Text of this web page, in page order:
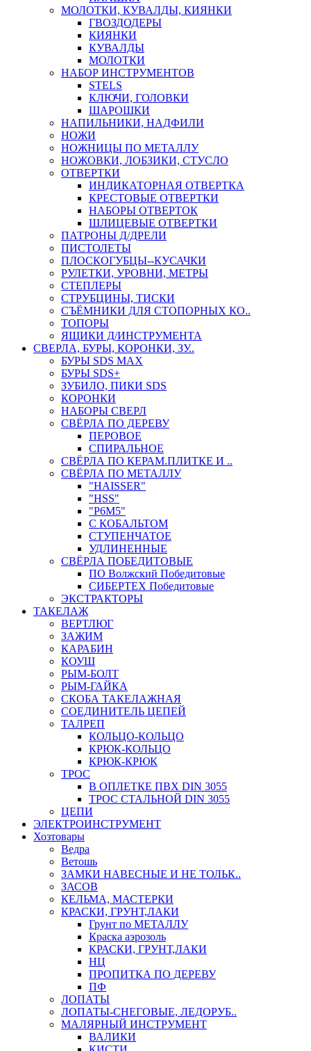
МОЛОТКИ, КУВАЛДЫ, КИЯНКИ
ГВОЗДОДЕРЫ
КИЯНКИ
КУВАЛДЫ
МОЛОТКИ
НАБОР ИНСТРУМЕНТОВ
STELS
КЛЮЧИ, ГОЛОВКИ
ШАРОШКИ
НАПИЛЬНИКИ, НАДФИЛИ
НОЖИ
НОЖНИЦЫ ПО МЕТАЛЛУ
НОЖОВКИ, ЛОБЗИКИ, СТУСЛО
ОТВЕРТКИ
ИНДИКАТОРНАЯ ОТВЕРТКА
КРЕСТОВЫЕ ОТВЕРТКИ
НАБОРЫ ОТВЕРТОК
ШЛИЦЕВЫЕ ОТВЕРТКИ
ПАТРОНЫ Д/ДРЕЛИ
ПИСТОЛЕТЫ
ПЛОСКОГУБЦЫ--КУСАЧКИ
РУЛЕТКИ, УРОВНИ, МЕТРЫ
СТЕПЛЕРЫ
СТРУБЦИНЫ, ТИСКИ
СЪЁМНИКИ ДЛЯ СТОПОРНЫХ КО..
ТОПОРЫ
ЯЩИКИ Д/ИНСТРУМЕНТА
СВЕРЛА, БУРЫ, КОРОНКИ, ЗУ..
БУРЫ SDS MAX
БУРЫ SDS+
ЗУБИЛО, ПИКИ SDS
КОРОНКИ
НАБОРЫ СВЕРЛ
СВЁРЛА ПО ДЕРЕВУ
ПЕРОВОЕ
СПИРАЛЬНОЕ
СВЁРЛА ПО КЕРАМ.ПЛИТКЕ И ..
СВЁРЛА ПО МЕТАЛЛУ
"HAISSER"
"HSS"
"Р6М5"
С КОБАЛЬТОМ
СТУПЕНЧАТОЕ
УДЛИНЕННЫЕ
СВЁРЛА ПОБЕДИТОВЫЕ
ПО Волжский Победитовые
СИБЕРТЕХ Победитовые
ЭКСТРАКТОРЫ
ТАКЕЛАЖ
ВЕРТЛЮГ
ЗАЖИМ
КАРАБИН
КОУШ
РЫМ-БОЛТ
РЫМ-ГАЙКА
СКОБА ТАКЕЛАЖНАЯ
СОЕДИНИТЕЛЬ ЦЕПЕЙ
ТАЛРЕП
КОЛЬЦО-КОЛЬЦО
КРЮК-КОЛЬЦО
КРЮК-КРЮК
ТРОС
В ОПЛЕТКЕ ПВХ DIN 3055
ТРОС СТАЛЬНОЙ DIN 3055
ЦЕПИ
ЭЛЕКТРОИНСТРУМЕНТ
Хозтовары
Ведра
Ветошь
ЗАМКИ НАВЕСНЫЕ И НЕ ТОЛЬК..
ЗАСОВ
КЕЛЬМА, МАСТЕРКИ
КРАСКИ, ГРУНТ,ЛАКИ
Грунт по МЕТАЛЛУ
Краска аэрозоль
КРАСКИ, ГРУНТ,ЛАКИ
НЦ
ПРОПИТКА ПО ДЕРЕВУ
ПФ
ЛОПАТЫ
ЛОПАТЫ-СНЕГОВЫЕ, ЛЕДОРУБ..
МАЛЯРНЫЙ ИНСТРУМЕНТ
ВАЛИКИ